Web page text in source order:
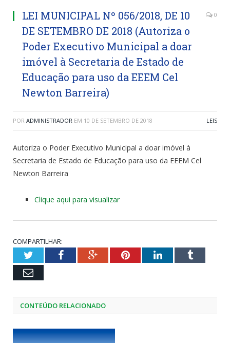
LEI MUNICIPAL Nº 056/2018, DE 10
DE SETEMBRO DE 2018 (Autoriza o
Poder Executivo Municipal a doar
imóvel à Secretaria de Estado de
Educação para uso da EEEM Cel
Newton Barreira)
0
POR ADMINISTRADOR EM 10 DE SETEMBRO DE 2018 LEIS
Autoriza o Poder Executivo Municipal a doar imóvel à
Secretaria de Estado de Educação para uso da EEEM Cel
Newton Barreira
Clique aqui para visualizar
COMPARTILHAR:
TwitterFacebookGoogle+PinterestLinkedInTumblr
Email
CONTEÚDO RELACIONADO